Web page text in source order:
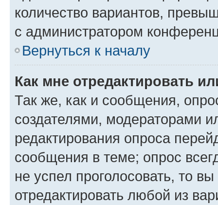
количество вариантов,
с администратором
Вернуться к началу
Как мне отредактировать
Так же, как и сообщения,
создателями, модераторами
редактирования опроса
сообщения в теме; опрос
не успел проголосовать, то
отредактировать любой из